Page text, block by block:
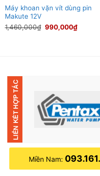
Máy khoan vặn vít dùng pin
Makute 12V
1,460,000₫ Giá
990,000₫Giá
hiện
Miền Nam: